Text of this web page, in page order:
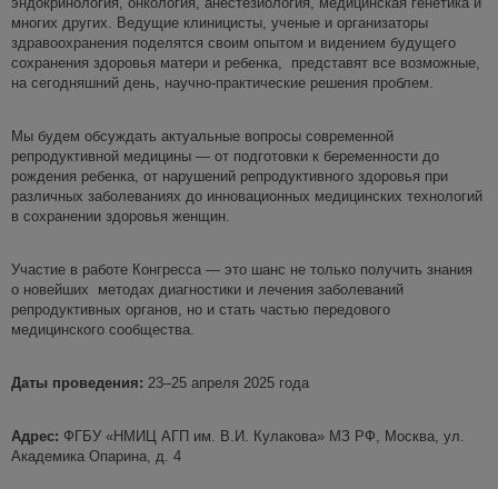
многих других. Ведущие клиницисты, ученые и организаторы
здравоохранения поделятся своим опытом и видением будущего
сохранения здоровья матери и ребенка, представят все возможные,
на сегодняшний день, научно-практические решения проблем.
Мы будем обсуждать актуальные вопросы современной
репродуктивной медицины — от подготовки к беременности до
рождения ребенка, от нарушений репродуктивного здоровья при
различных заболеваниях до инновационных медицинских технологий
в сохранении здоровья женщин.
Участие в работе Конгресса — это шанс не только получить знания
о новейших методах диагностики и лечения заболеваний
репродуктивных органов, но и стать частью передового
медицинского сообщества.
Даты проведения: 23–25 апреля 2025 года
Адрес: ФГБУ «НМИЦ АГП им. В.И. Кулакова» МЗ РФ, Москва, ул.
Академика Опарина, д. 4